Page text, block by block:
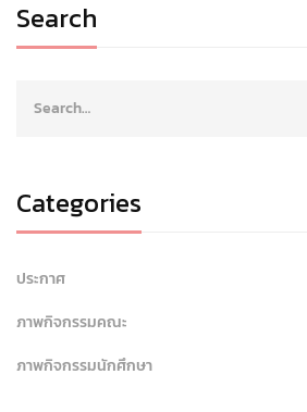
Search
Categories
ประกาศ
ภาพกิจกรรมคณะ
ภาพกิจกรรมนักศึกษา